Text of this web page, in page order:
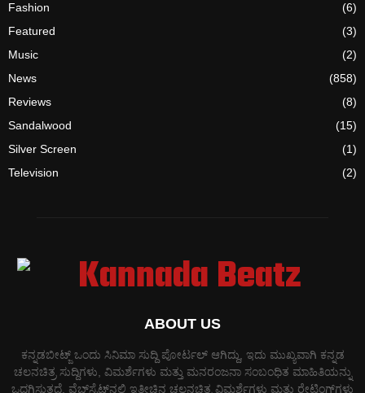
Fashion
(6)
Featured
(3)
Music
(2)
News
(858)
Reviews
(8)
Sandalwood
(15)
Silver Screen
(1)
Television
(2)
ABOUT US
ಕನ್ನಡಬೀಟ್ಜ್ ಒಂದು ಸಿನಿಮಾ ಸುದ್ದಿ ಪೋರ್ಟಲ್ ಆಗಿದ್ದು, ಇದು ಮುಖ್ಯವಾಗಿ ಕನ್ನಡ
ಚಲನಚಿತ್ರ ಸುದ್ದಿಗಳು, ವಿಮರ್ಶೆಗಳು ಮತ್ತು ಮನರಂಜನಾ ಸಂಬಂಧಿತ ಮಾಹಿತಿಯನ್ನು
ಒದಗಿಸುತ್ತದೆ. ವೆಬ್‌ಸೈಟ್‌ನಲ್ಲಿ ಇತ್ತೀಚಿನ ಚಲನಚಿತ್ರ ವಿಮರ್ಶೆಗಳು ಮತ್ತು ರೇಟಿಂಗ್‌ಗಳು